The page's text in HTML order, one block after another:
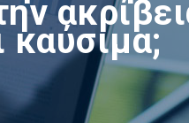
καύσιμα;